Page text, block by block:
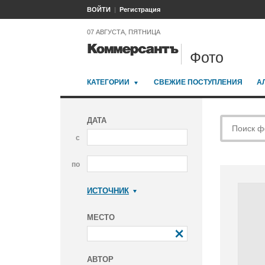
ВОЙТИ Регистрация
07 АВГУСТА, ПЯТНИЦА
Фото
КАТЕГОРИИ СВЕЖИЕ ПОСТУПЛЕНИЯ
ДАТА
с
по
ИСТОЧНИК
МЕСТО
АВТОР